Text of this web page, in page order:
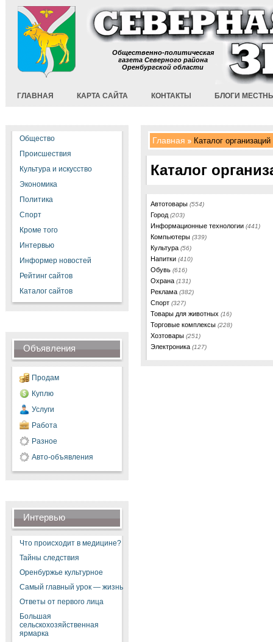
Общественно-политическая
газета Северного района
Оренбургской области
ГЛАВНАЯ КАРТА САЙТА КОНТАКТЫ БЛОГИ
Общество
Происшествия
Культура и искусство
Экономика
Политика
Спорт
Кроме того
Интервью
Информер новостей
Рейтинг сайтов
Каталог сайтов
Объявления
Продам
Куплю
Услуги
Работа
Разное
Авто-объявления
Интервью
Что происходит в медицине?
Тайны следствия
Оренбуржье культурное
Самый главный урок — жизнь
Ответы от первого лица
Большая
сельскохозяйственная
ярмарка
Главная Каталог организаций
Каталог
Автотовары (554)
Город (203)
Информационные технологии (441)
Компьютеры (339)
Культура (56)
Напитки (410)
Обувь (616)
Охрана (131)
Реклама (382)
Спорт (327)
Товары для животных (16)
Торговые комплексы (228)
Хозтовары (251)
Электроника (127)